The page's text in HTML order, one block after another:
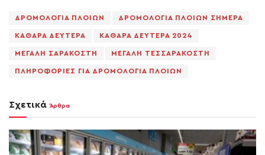
ΔΡΟΜΟΛΟΓΙΑ ΠΛΟΙΩΝ ΔΡΟΜΟΛΟΓΙΑ ΠΛΟΙΩΝ ΣΗΜΕΡΑ
ΚΑΘΑΡΑ ΔΕΥΤΕΡΑ ΚΑΘΑΡΑ ΔΕΥΤΕΡΑ 2024
ΜΕΓΑΛΗ ΣΑΡΑΚΟΣΤΗ ΜΕΓΑΛΗ ΤΕΣΣΑΡΑΚΟΣΤΗ
ΠΛΗΡΟΦΟΡΙΕΣ ΓΙΑ ΔΡΟΜΟΛΟΓΙΑ ΠΛΟΙΩΝ
Σχετικά Άρθρα